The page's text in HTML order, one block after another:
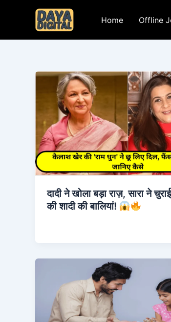
Home Offline
दादी ने खोला बड़ा राज़, सारा ने
की शादी की बालियां!